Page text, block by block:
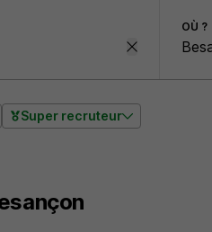
OÙ ?
Super recruteur